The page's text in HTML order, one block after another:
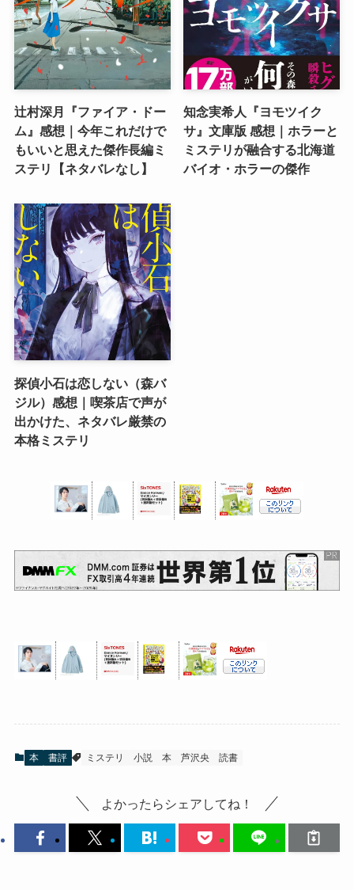
辻村深月『ファイア・ドー
ム』感想｜今年これだけで
もいいと思えた傑作長編ミ
ステリ【ネタバレなし】
知念実希人『ヨモツイク
サ』文庫版 感想｜ホラーと
ミステリが融合する北海道
バイオ・ホラーの傑作
探偵小石は恋しない（森バ
ジル）感想｜喫茶店で声が
出かけた、ネタバレ厳禁の
本格ミステリ
本 書評 ミステリ 小説 本 芦沢央 読書
よかったらシェアしてね！